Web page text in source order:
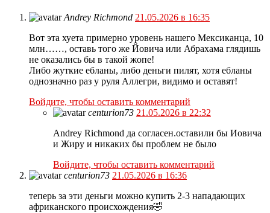
Andrey Richmond 21.05.2026 в 16:35
Вот эта хуета примерно уровень нашего Мексиканца, 10
млн……, оставь того же Йовича или Абрахама глядишь
не оказались бы в такой жопе!
Либо жуткие ебланы, либо деньги пилят, хотя ебланы
однозначно раз у руля Аллегри, видимо и оставят!
Войдите, чтобы оставить комментарий
centurion73 21.05.2026 в 22:32
Andrey Richmond да согласен.оставили бы Иовича
и Жиру и никаких бы проблем не было
Войдите, чтобы оставить комментарий
centurion73 21.05.2026 в 16:36
теперь за эти деньги можно купить 2-3 нападающих
африканского происхождения🤣